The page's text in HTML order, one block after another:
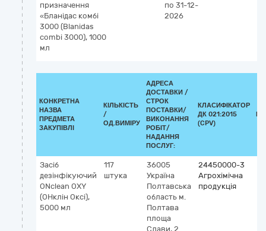
призначення
«Бланідас комбі
3000 (Blanidas
combi 3000), 1000
мл
по 31-12-
2026
КОНКРЕТНА
НАЗВА
ПРЕДМЕТА
ЗАКУПІВЛІ
КІЛЬКІСТЬ
/
ОД.ВИМІРУ
АДРЕСА
ДОСТАВКИ /
СТРОК
ПОСТАВКИ/
ВИКОНАННЯ
РОБІТ/
НАДАННЯ
ПОСЛУГ:
КЛАСИФІКАТОР
ДК 021:2015
(CPV)
Засіб
дезінфікуючий
ONclean OXY
(ОНклін Оксі),
5000 мл
117
штука
36005
Україна
Полтавська
область м.
Полтава
площа
Слави, 2
24450000-3
Агрохімічна
продукція